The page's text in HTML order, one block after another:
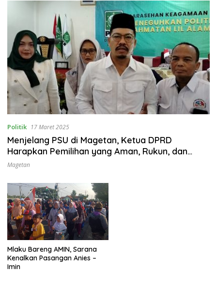
Politik 17 Maret 2025
Menjelang PSU di Magetan, Ketua DPRD
Harapkan Pemilihan yang Aman, Rukun, dan
Damai
Magetan
Mlaku Bareng AMIN, Sarana
Kenalkan Pasangan Anies –
Imin